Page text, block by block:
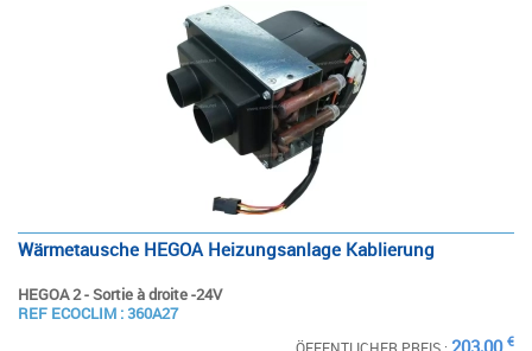
Wärmetausche HEGOA Heizungsanlage Kablierung
HEGOA 2 - Sortie à droite -24V
REF ECOCLIM : 360A27
203,00 €